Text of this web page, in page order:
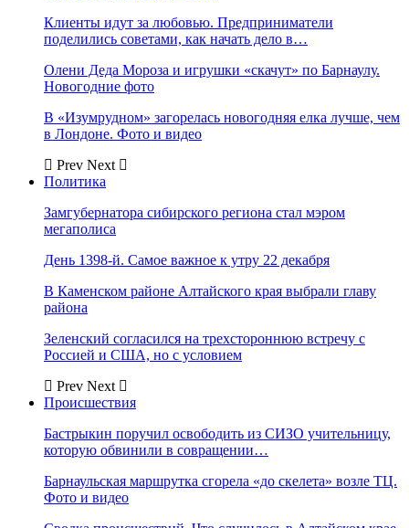
Клиенты идут за любовью. Предприниматели
поделились советами, как начать дело в…
Олени Деда Мороза и игрушки «скачут» по Барнаулу.
Новогодние фото
В «Изумрудном» загорелась новогодняя елка лучше, чем
в Лондоне. Фото и видео
Prev Next
Политика
Замгубернатора сибирского региона стал мэром
мегаполиса
День 1398-й. Самое важное к утру 22 декабря
В Каменском районе Алтайского края выбрали главу
района
Зеленский согласился на трехстороннюю встречу с
Россией и США, но с условием
Prev Next
Происшествия
Бастрыкин поручил освободить из СИЗО учительницу,
которую обвинили в совращении…
Барнаульская маршрутка сгорела «до скелета» возле ТЦ.
Фото и видео